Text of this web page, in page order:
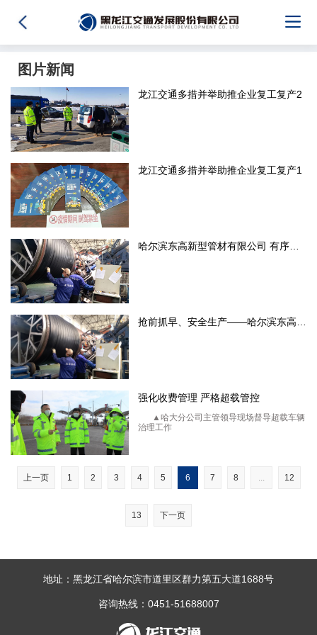
图片新闻
龙江交通多措并举助推企业复工复产2
龙江交通多措并举助推企业复工复产1
哈尔滨东高新型管材有限公司 有序推进复工复产工作
强化收费管理 严格超载管控
▲哈大分公司主管领导现场督导超载车辆
治理工作
上一页 1 2 3 4 5 6 7 8 ... 12
13 下一页
地址：黑龙江省哈尔滨市道里区群力第五大道1688号
咨询热线：0451-51688007